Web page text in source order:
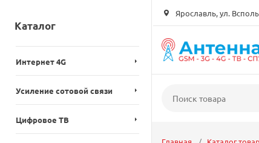
Ярославль, ул.
Каталог
Интернет 4G
Усиление сотовой связи
Цифровое ТВ